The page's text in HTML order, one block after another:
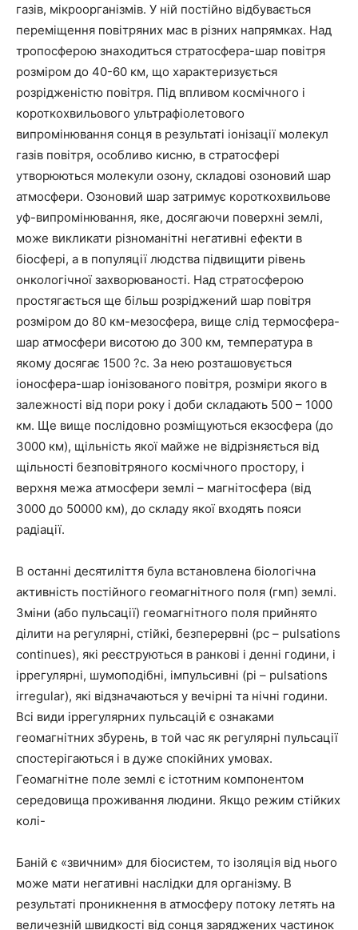
газів, мікроорганізмів. У ній постійно відбувається
переміщення повітряних мас в різних напрямках. Над
тропосферою знаходиться стратосфера-шар повітря
розміром до 40-60 км, що характеризується
розрідженістю повітря. Під впливом космічного і
короткохвильового ультрафіолетового
випромінювання сонця в результаті іонізації молекул
газів повітря, особливо кисню, в стратосфері
утворюються молекули озону, складові озоновий шар
атмосфери. Озоновий шар затримує короткохвильове
уф-випромінювання, яке, досягаючи поверхні землі,
може викликати різноманітні негативні ефекти в
біосфері, а в популяції людства підвищити рівень
онкологічної захворюваності. Над стратосферою
простягається ще більш розріджений шар повітря
розміром до 80 км-мезосфера, вище слід термосфера-
шар атмосфери висотою до 300 км, температура в
якому досягає 1500 ?с. За нею розташовується
іоносфера-шар іонізованого повітря, розміри якого в
залежності від пори року і доби складають 500 – 1000
км. Ще вище послідовно розміщуються екзосфера (до
3000 км), щільність якої майже не відрізняється від
щільності безповітряного космічного простору, і
верхня межа атмосфери землі – магнітосфера (від
3000 до 50000 км), до складу якої входять пояси
радіації.
В останні десятиліття була встановлена біологічна
активність постійного геомагнітного поля (гмп) землі.
Зміни (або пульсації) геомагнітного поля прийнято
ділити на регулярні, стійкі, безперервні (рс – pulsations
continues), які реєструються в ранкові і денні години, і
іррегулярні, шумоподібні, імпульсивні (pi – pulsations
irregular), які відзначаються у вечірні та нічні години.
Всі види іррегулярних пульсацій є ознаками
геомагнітних збурень, в той час як регулярні пульсації
спостерігаються і в дуже спокійних умовах.
Геомагнітне поле землі є істотним компонентом
середовища проживання людини. Якщо режим стійких
колі-
Баній є «звичним» для біосистем, то ізоляція від нього
може мати негативні наслідки для організму. В
результаті проникнення в атмосферу потоку летять на
величезній швидкості від сонця заряджених частинок